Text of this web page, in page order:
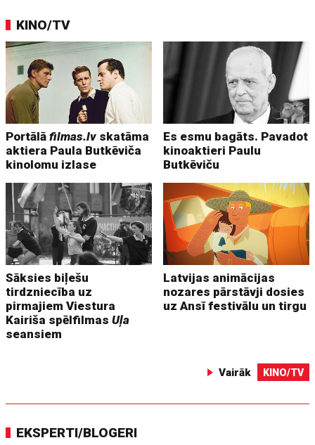
KINO/TV
Portālāfilmas.lv skatāma
aktiera Paula Butkēviča
kinolomu izlase
Es esmu bagāts. Pavadot
kinoaktieri Paulu
Butkēviču
Sāksies biļešu
tirdzniecība uz
pirmajiem Viestura
Kairiša spēlfilmasUļa
seansiem
Latvijas animācijas
nozares pārstāvji dosies
uz Ansī festivālu un tirgu
Vairāk KINO/TV
EKSPERTI/BLOGERI